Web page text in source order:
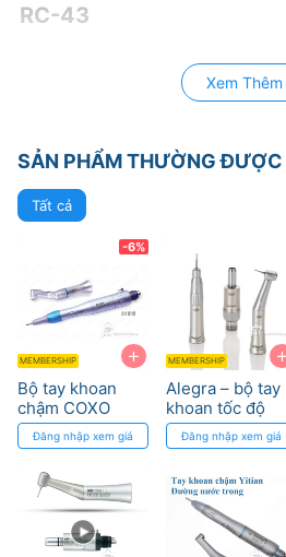
RC-43
Xem Thêm
SẢN PHẨM THƯỜNG ĐƯỢC
Tất cả
+
-6%
MEMBERSHIP
Bộ tay khoan
chậm COXO
đường nước
ngoài CX235-A
Đăng nhập xem giá
MEMBERSHIP
Alegra – bộ tay
khoan tốc độ
chậm W&H
Đăng nhập xem giá